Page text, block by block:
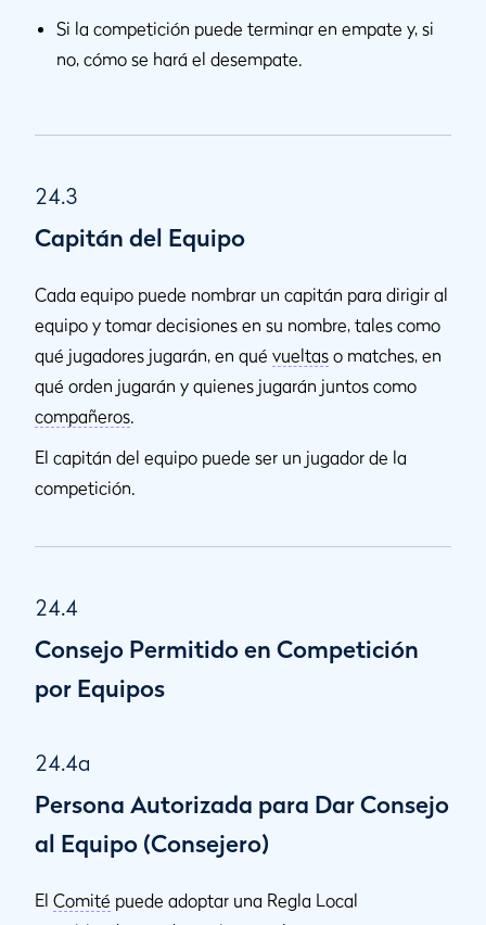
Si la competición puede terminar en empate y, si
no, cómo se hará el desempate.
24.3
Capitán del Equipo
Cada equipo puede nombrar un capitán para dirigir al
equipo y tomar decisiones en su nombre, tales como
qué jugadores jugarán, en qué vueltas o matches, en
qué orden jugarán y quienes jugarán juntos como
compañeros.
El capitán del equipo puede ser un jugador de la
competición.
24.4
Consejo Permitido en Competición
por Equipos
24.4a
Persona Autorizada para Dar Consejo
al Equipo (Consejero)
El Comité puede adoptar una Regla Local